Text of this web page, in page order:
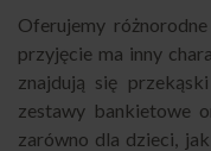
Oferujemy
przyjęcie ma inny
znajdują się
zestawy bankietowe
zarówno dla dzieci,